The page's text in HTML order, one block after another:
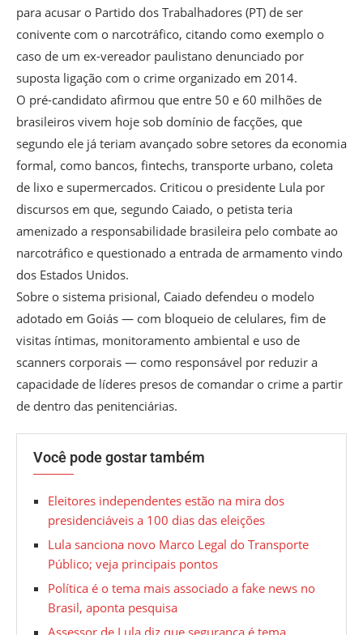
para acusar o Partido dos Trabalhadores (PT) de ser
conivente com o narcotráfico, citando como exemplo o
caso de um ex-vereador paulistano denunciado por
suposta ligação com o crime organizado em 2014.
O pré-candidato afirmou que entre 50 e 60 milhões de
brasileiros vivem hoje sob domínio de facções, que
segundo ele já teriam avançado sobre setores da economia
formal, como bancos, fintechs, transporte urbano, coleta
de lixo e supermercados. Criticou o presidente Lula por
discursos em que, segundo Caiado, o petista teria
amenizado a responsabilidade brasileira pelo combate ao
narcotráfico e questionado a entrada de armamento vindo
dos Estados Unidos.
Sobre o sistema prisional, Caiado defendeu o modelo
adotado em Goiás — com bloqueio de celulares, fim de
visitas íntimas, monitoramento ambiental e uso de
scanners corporais — como responsável por reduzir a
capacidade de líderes presos de comandar o crime a partir
de dentro das penitenciárias.
Você pode gostar também
Eleitores independentes estão na mira dos
presidenciáveis a 100 dias das eleições
Lula sanciona novo Marco Legal do Transporte
Público; veja principais pontos
Política é o tema mais associado a fake news no
Brasil, aponta pesquisa